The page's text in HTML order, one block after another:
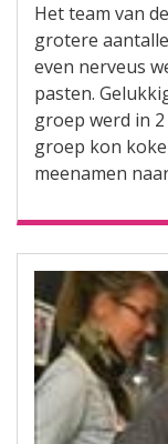
Het team van
grotere
even nerveus
pasten.
groep werd in
groep kon
meenamen